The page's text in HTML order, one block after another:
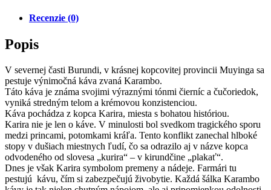
Recenzie (0)
Popis
V severnej časti Burundi, v krásnej kopcovitej provincii Muyinga sa
pestuje výnimočná káva zvaná Karambo.
Táto káva je známa svojimi výraznými tónmi čierníc a čučoriedok,
vyniká stredným telom a krémovou konzistenciou.
Káva pochádza z kopca Karira, miesta s bohatou históriou.
Karira nie je len o káve. V minulosti bol svedkom tragického sporu
medzi princami, potomkami kráľa. Tento konflikt zanechal hlboké
stopy v dušiach miestnych ľudí, čo sa odrazilo aj v názve kopca
odvodeného od slovesa „kurira“ – v kirundčine „plakať“.
Dnes je však Karira symbolom premeny a nádeje. Farmári tu
pestujú kávu, čím si zabezpečujú živobytie. Každá šálka Karambo